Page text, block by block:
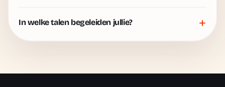
In welke talen begeleiden jullie? +